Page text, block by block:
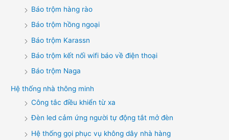
Báo trộm hàng rào
Báo trộm hồng ngoại
Báo trộm Karassn
Báo trộm kết nối wifi báo về điện thoại
Báo trộm Naga
Hệ thống nhà thông minh
Công tắc điều khiển từ xa
Đèn led cảm ứng người tự động tắt mở đèn
Hệ thống gọi phục vụ không dây nhà hàng